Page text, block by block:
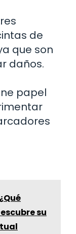
de
que son
daños.
papel
¿Qué
su